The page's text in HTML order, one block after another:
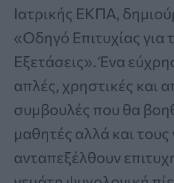
Ιατρικής ΕΚΠΑ,
«Οδηγό Επιτυχίας για
Εξετάσεις». Ένα
απλές, χρηστικές και
συμβουλές που θα
μαθητές αλλά και τους
ανταπεξέλθουν